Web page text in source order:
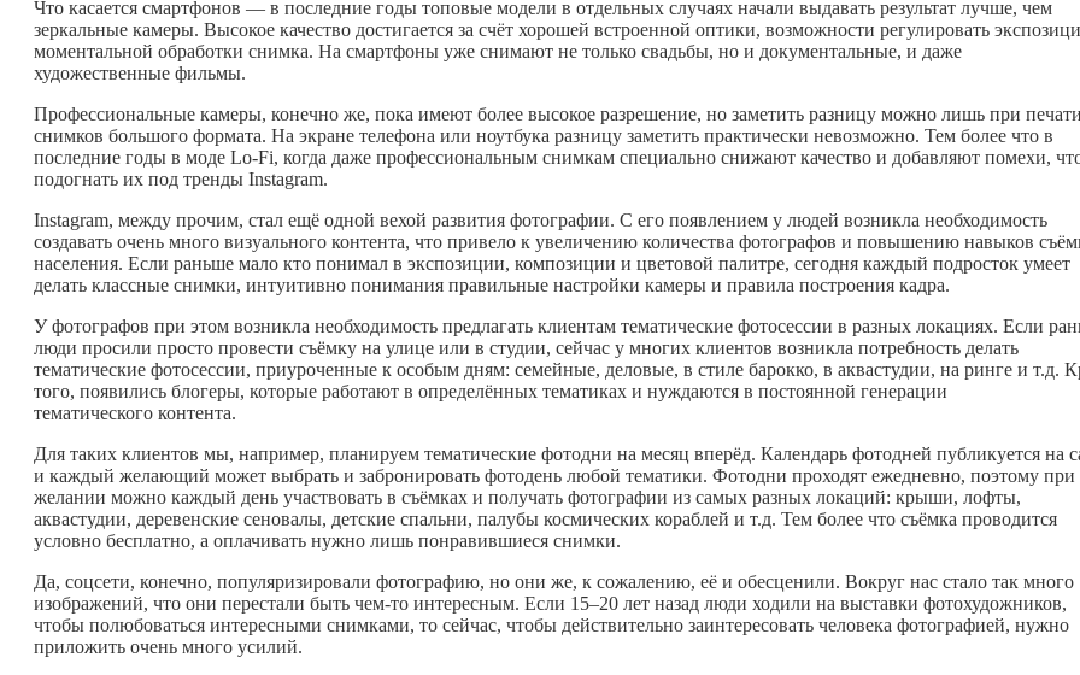
Что касается смартфонов — в последние годы топовые модели в отдельных случаях начали выдавать результат лучше, чем
зеркальные камеры. Высокое качество достигается за счёт хорошей встроенной оптики, возможности регулировать
моментальной обработки снимка. На смартфоны уже снимают не только свадьбы, но и документальные, и даже
художественные фильмы.
Профессиональные камеры, конечно же, пока имеют более высокое разрешение, но заметить разницу можно лишь при печати
снимков большого формата. На экране телефона или ноутбука разницу заметить практически невозможно. Тем более что в
последние годы в моде Lo-Fi, когда даже профессиональным снимкам специально снижают качество и добавляют помехи,
подогнать их под тренды Instagram.
Instagram, между прочим, стал ещё одной вехой развития фотографии. С его появлением у людей возникла необходимость
создавать очень много визуального контента, что привело к увеличению количества фотографов и повышению навыков
населения. Если раньше мало кто понимал в экспозиции, композиции и цветовой палитре, сегодня каждый подросток умеет
делать классные снимки, интуитивно понимания правильные настройки камеры и правила построения кадра.
У фотографов при этом возникла необходимость предлагать клиентам тематические фотосессии в разных локациях. Если
люди просили просто провести съёмку на улице или в студии, сейчас у многих клиентов возникла потребность делать
тематические фотосессии, приуроченные к особым дням: семейные, деловые, в стиле барокко, в аквастудии, на ринге и т.д.
того, появились блогеры, которые работают в определённых тематиках и нуждаются в постоянной генерации
тематического контента.
Для таких клиентов мы, например, планируем тематические фотодни на месяц вперёд. Календарь фотодней публикуется на
и каждый желающий может выбрать и забронировать фотодень любой тематики. Фотодни проходят ежедневно, поэтому при
желании можно каждый день участвовать в съёмках и получать фотографии из самых разных локаций: крыши, лофты,
аквастудии, деревенские сеновалы, детские спальни, палубы космических кораблей и т.д. Тем более что съёмка проводится
условно бесплатно, а оплачивать нужно лишь понравившиеся снимки.
Да, соцсети, конечно, популяризировали фотографию, но они же, к сожалению, её и обесценили. Вокруг нас стало так много
изображений, что они перестали быть чем-то интересным. Если 15–20 лет назад люди ходили на выставки фотохудожников,
чтобы полюбоваться интересными снимками, то сейчас, чтобы действительно заинтересовать человека фотографией, нужно
приложить очень много усилий.